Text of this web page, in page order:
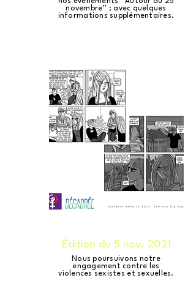
novembre” ; avec quelques
informations supplémentaires.
Édition du 5 nov. 2021
Nous poursuivons notre
engagement contre les
violences sexistes et sexuelles.